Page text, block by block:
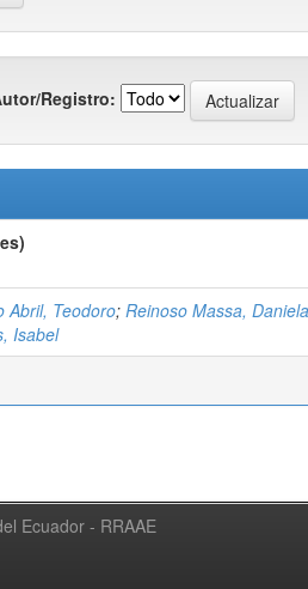
Registro:
Abril, Teodoro; Reinoso Massa, Daniela
Isabel
Ecuador - RRAAE